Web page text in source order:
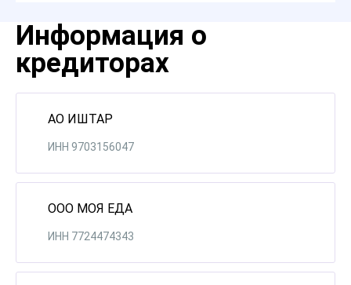
Информация о
кредиторах
АО ИШТАР
ИНН 9703156047
ООО МОЯ ЕДА
ИНН 7724474343